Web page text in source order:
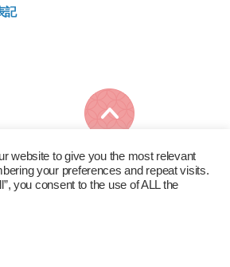
記
website to give you the most relevant
your preferences and repeat visits.
you consent to the use of ALL the